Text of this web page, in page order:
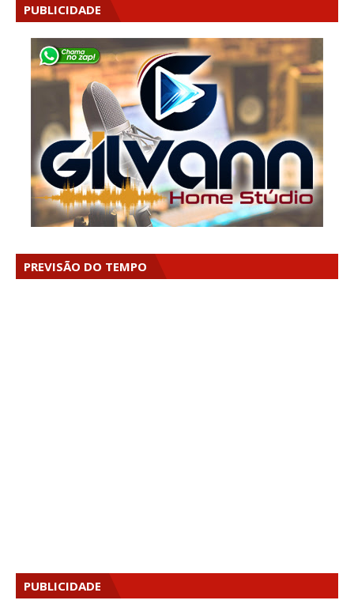
PUBLICIDADE
PREVISÃO DO TEMPO
PUBLICIDADE